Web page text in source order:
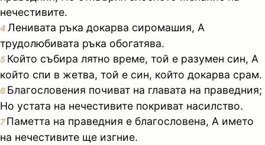
нечестивите.
4 Ленивата ръка докарва сиромашия, А
трудолюбивата ръка обогатява.
5 Който събира лятно време, той е разумен син, А
който спи в жетва, той е син, който докарва срам.
6 Благословения почиват на главата на праведния;
Но устата на нечестивите покриват насилство.
7Паметта на праведния е благословена, А името
на нечестивите ще изгние.